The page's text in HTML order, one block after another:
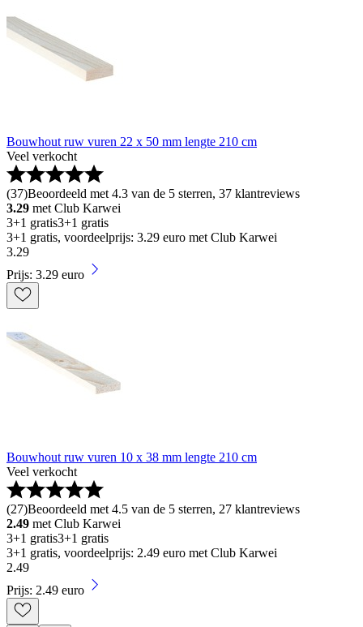
Bouwhout ruw vuren 22 x 50 mm lengte 210 cm
Veel verkocht
(37)Beoordeeld met 4.3 van de 5 sterren, 37 klantreviews
3.29 met Club Karwei
3+1 gratis3+1 gratis
3+1 gratis, voordeelprijs: 3.29 euro met Club Karwei
3.29
Prijs: 3.29 euro
Bouwhout ruw vuren 10 x 38 mm lengte 210 cm
Veel verkocht
(27)Beoordeeld met 4.5 van de 5 sterren, 27 klantreviews
2.49 met Club Karwei
3+1 gratis3+1 gratis
3+1 gratis, voordeelprijs: 2.49 euro met Club Karwei
2.49
Prijs: 2.49 euro